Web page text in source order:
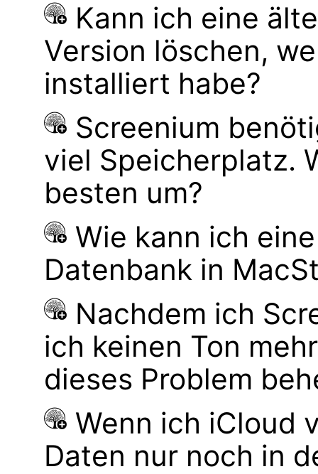
Kann ich eine
Version löschen,
installiert habe?
Screenium
viel Speicherplatz.
besten um?
Wie kann ich
Datenbank in
Nachdem ich
ich keinen Ton
dieses Problem
Wenn ich iCloud
Daten nur noch in